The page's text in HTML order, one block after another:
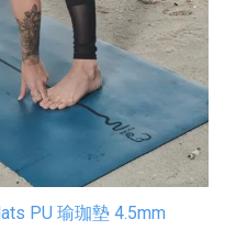
PU 瑜珈墊 4.5mm